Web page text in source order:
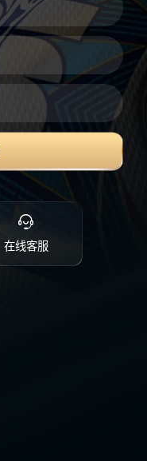
在线客服